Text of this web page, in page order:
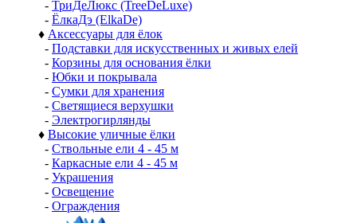
- ТриДеЛюкс (TreeDeLuxe)
- ЁлкаДэ (ElkaDe)
♦ Аксессуары для ёлок
- Подставки для искусственных и живых елей
- Корзины для основания ёлки
- Юбки и покрывала
- Сумки для хранения
- Светящиеся верхушки
- Электрогирлянды
♦ Высокие уличные ёлки
- Ствольные ели 4 - 45 м
- Каркасные ели 4 - 45 м
- Украшения
- Освещение
- Ограждения